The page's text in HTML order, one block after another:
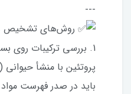
---
روش‌های تشخیص
1. بررسی ترکیبات روی بسته‌بندی
پروتئین با منشأ
باید در صدر فهرست